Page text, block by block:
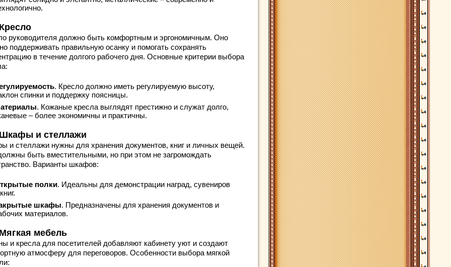
руководителя должно быть комфортным и эргономичным. Оно
поддерживать правильную осанку и помогать сохранять
в течение долгого рабочего дня. Основные критерии выбора
. Кресло должно иметь регулируемую высоту,
спинки и поддержку поясницы.
. Кожаные кресла выглядят престижно и служат долго,
– более экономичны и практичны.
и стеллажи
и стеллажи нужны для хранения документов, книг и личных вещей.
быть вместительными, но при этом не загромождать
Варианты шкафов:
полки. Идеальны для демонстрации наград, сувениров
шкафы. Предназначены для хранения документов и
материалов.
мебель
и кресла для посетителей добавляют кабинету уют и создают
атмосферу для переговоров. Особенности выбора мягкой